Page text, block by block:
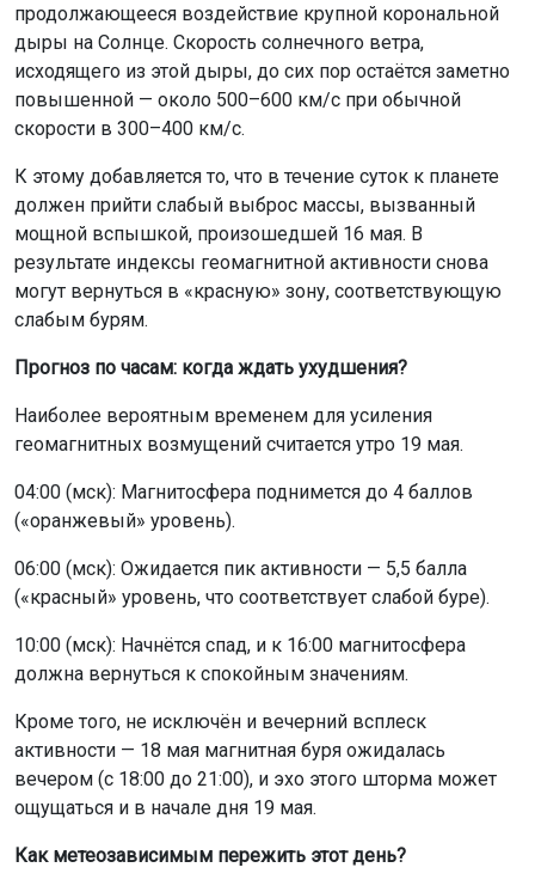
продолжающееся воздействие крупной корональной
дыры на Солнце. Скорость солнечного ветра,
исходящего из этой дыры, до сих пор остаётся заметно
повышенной — около 500–600 км/с при обычной
скорости в 300–400 км/с.
К этому добавляется то, что в течение суток к планете
должен прийти слабый выброс массы, вызванный
мощной вспышкой, произошедшей 16 мая. В
результате индексы геомагнитной активности снова
могут вернуться в «красную» зону, соответствующую
слабым бурям.
Прогноз по часам: когда ждать ухудшения?
Наиболее вероятным временем для усиления
геомагнитных возмущений считается утро 19 мая.
04:00 (мск): Магнитосфера поднимется до 4 баллов
(«оранжевый» уровень).
06:00 (мск): Ожидается пик активности — 5,5 балла
(«красный» уровень, что соответствует слабой буре).
10:00 (мск): Начнётся спад, и к 16:00 магнитосфера
должна вернуться к спокойным значениям.
Кроме того, не исключён и вечерний всплеск
активности — 18 мая магнитная буря ожидалась
вечером (с 18:00 до 21:00), и эхо этого шторма может
ощущаться и в начале дня 19 мая.
Как метеозависимым пережить этот день?